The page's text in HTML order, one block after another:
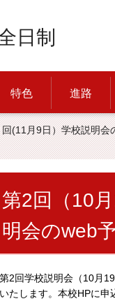
日制
特色 進路
(11月9日）学校説明会
第2回（10
明会のweb
2回学校説明会（10月
たします。本校HPに申